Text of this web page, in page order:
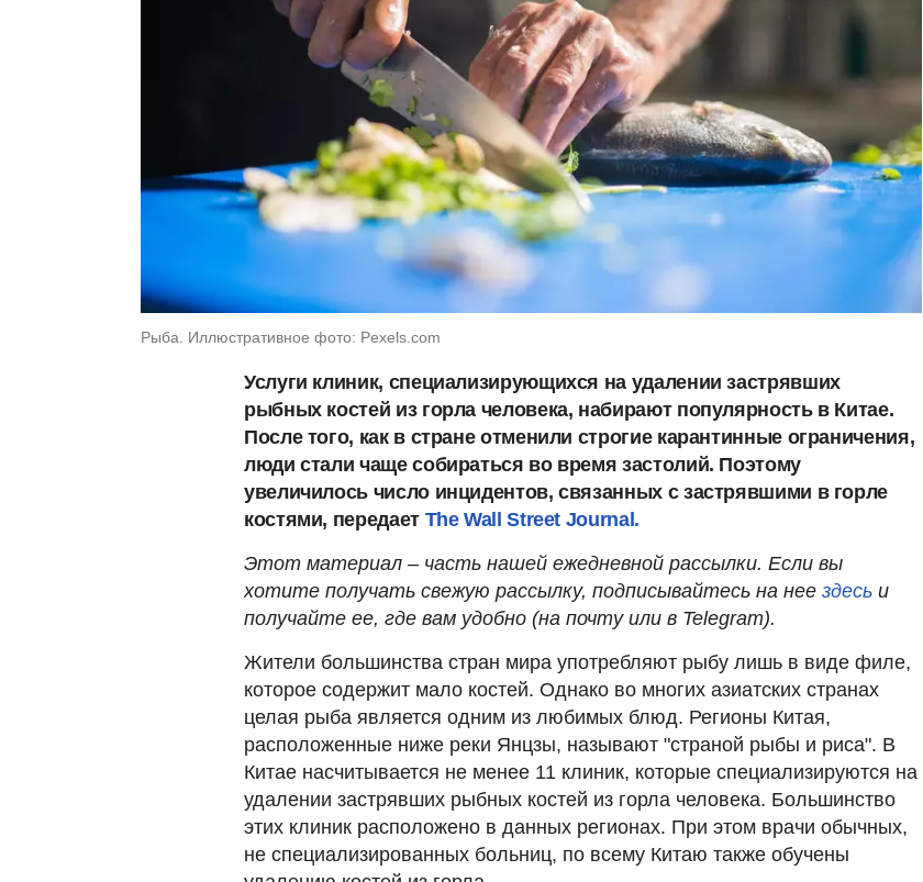
Рыба. Иллюстративное фото: Pexels.com
Услуги клиник, специализирующихся на удалении застрявших
рыбных костей из горла человека, набирают популярность в Китае.
После того, как в стране отменили строгие карантинные ограничения,
люди стали чаще собираться во время застолий. Поэтому
увеличилось число инцидентов, связанных с застрявшими в горле
костями, передает The Wall Street Journal.
Этот материал – часть нашей ежедневной рассылки. Если вы
хотите получать свежую рассылку, подписывайтесь на нее здесь и
получайте ее, где вам удобно (на почту или в Telegram).
Жители большинства стран мира употребляют рыбу лишь в виде филе,
которое содержит мало костей. Однако во многих азиатских странах
целая рыба является одним из любимых блюд. Регионы Китая,
расположенные ниже реки Янцзы, называют "страной рыбы и риса". В
Китае насчитывается не менее 11 клиник, которые специализируются на
удалении застрявших рыбных костей из горла человека. Большинство
этих клиник расположено в данных регионах. При этом врачи обычных,
не специализированных больниц, по всему Китаю также обучены